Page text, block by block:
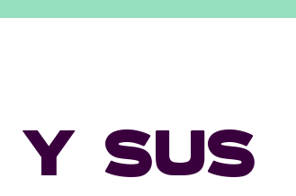
Y SUS